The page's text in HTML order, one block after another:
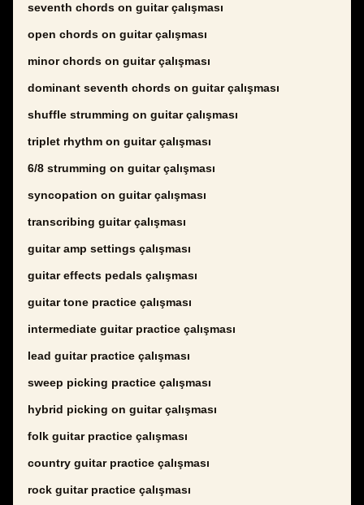
seventh chords on guitar çalışması
open chords on guitar çalışması
minor chords on guitar çalışması
dominant seventh chords on guitar çalışması
shuffle strumming on guitar çalışması
triplet rhythm on guitar çalışması
6/8 strumming on guitar çalışması
syncopation on guitar çalışması
transcribing guitar çalışması
guitar amp settings çalışması
guitar effects pedals çalışması
guitar tone practice çalışması
intermediate guitar practice çalışması
lead guitar practice çalışması
sweep picking practice çalışması
hybrid picking on guitar çalışması
folk guitar practice çalışması
country guitar practice çalışması
rock guitar practice çalışması